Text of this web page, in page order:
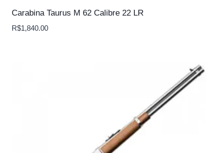
Carabina Taurus M 62 Calibre 22 LR
R$1,840.00